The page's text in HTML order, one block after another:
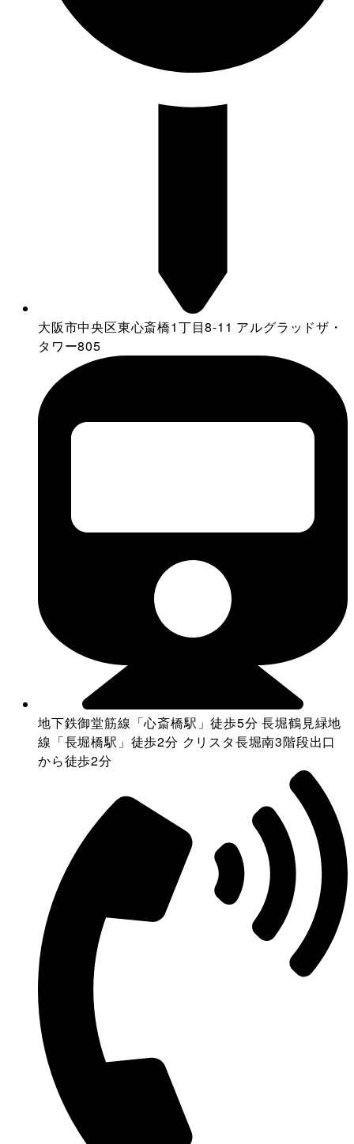
大阪市中央区東心斎橋1丁目8-11 アルグラッドザ・
タワー805
地下鉄御堂筋線「心斎橋駅」徒歩5分 長堀鶴見緑地
線「長堀橋駅」徒歩2分 クリスタ長堀南3階段出口
から徒歩2分